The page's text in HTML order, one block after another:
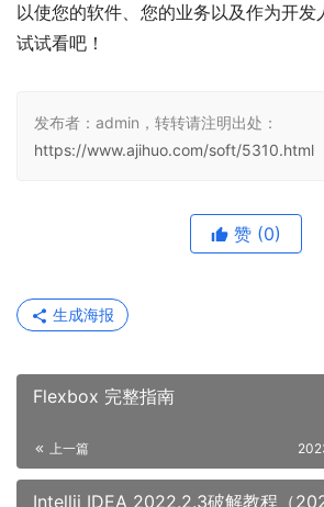
以使您的软件、您的业务以及作为开发
试试看吧！
发布者：admin，转转请注明出处：
https://www.ajihuo.com/soft/5310.html
赞 (0)
生成海报
Flexbox 完整指南
上一篇
Intellij IDEA 2022.2.3破解教程（